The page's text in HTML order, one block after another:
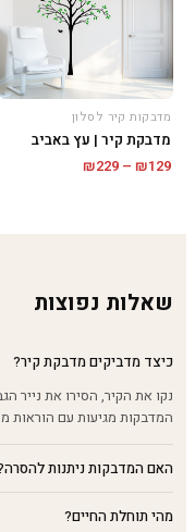
מדבקות קיר לסלון
מדבקת קיר | עץ באביב
₪129
–
₪229
שאלות נפוצות
כיצד מדביקים מדבקת קיר?
נקו את הקיר, הסירו את נייר
המדבקות מגיעות עם הוראות
האם המדבקות ניתנות
מהי תוחלת החיים?